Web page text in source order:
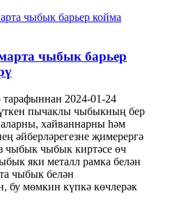
чыбык барьер
тарафыннан 2024-01-24
пычаклы чыбыкның бер
хайваннарны һәм
әйберләрегезне җимерергә
чыбык чыбык киртәсе өч
яки металл рамка белән
чыбык белән
бу мөмкин күпкә көчлерәк